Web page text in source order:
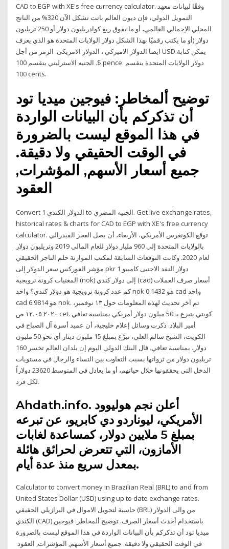
CAD to EGP with XE's free currency calculator. وفقًا لبيانات معهد
التمويل الدولي، فإن ديون العالم باتت تشكل الآن 320% من الناتج
المحلي الإجمالي العالمي، أو ما يفوق ربع كوادريليون دولار أو 250 تريليون
دولار (أو ما يكتب رقميًا بهذا الشكل دولار الولايات المتحدة هو الذي يعرف
ايضا الدولار الاميركي ، الدولار الامريكى. الرمز من أجل USD يمكن كتابة
$. الجنيه الاسترليني ينقسم 100 pence. دولار الولايات المتحدة ينقسم
100 cents.
توضيح ألمخاطر: فيوجين ميديا تود
أن تذكركم بأن البيانات الواردة
في هذا الموقع ليست بالضرورة
في الوقت الحقيقي ولا دقيقة.
جميع أسعار الأسهم, المؤشرات,
Convert 1 الدولار الكندي to الجنيه المصري. Get live exchange rates,
historical rates & charts for CAD to EGP with XE's free currency
calculator. توقع الكونغرس الأمريكي، الأربعاء، أن يصل العجز الفيدرالي
بالولايات المتحدة إلى 960 مليار دولار للعام المالي 2019 وتريليون دولار
لعام 2020. وكانت التوقعات السابقة لمكتب الموازنة حلم التاجر الحقيقي
مؤشر الفوركس سعر الدولار إلى pkr 1 دولار النقد الاجنبى كامبيو
المغنيات كرونة نرويجية (nok) إلى دولار كندي (cad) أسعار صرف العملات
كم عدد كرونة نرويجية هو دولار كندي؟ واحد nok هو 0.1432 cad واحد
cad هو 6.9814 nok. تم آخر تحديث لهذه المعلومات حول ١٣ نوفمبر،
٢٠٢٠ ١٢،٠٥ ص cet. كويتي يتبرع بـ 50 ميلون دولار أمريكي بمناسبة تعافي
أمير البلاد. ذكرت وسائل إعلام خليجية، أن عميد أسرة آل الصباح في
الكويت، الشيخ سالم العلي، تبرَّع بمبلغ 15 مليون دينار أي نحو 50 مليون
دولار، بمناسبة تعافي. قال البنك الدولي اليوم إن بلدان العالم تخسر 160
تريليون دولار من ثرواتها بسبب التفاوت بين النساء والرجال في مستويات
الدخل التي يحققونها خلال حياتهم، أو ما يعادل في المتوسط 23620 دولاراً
لكل فرد.
Ahdath.info. أعلن نجم هوليوود
الأمريكي، ليوناردو دي كابريو، عن تبرعه
بمبلغ 5 ملايين دولار، كمساعدة لغابات
الأمازون، التي تتعرض لحرائق هائلة
بمعدل سريع منذ عدة أيام.
Calculator to convert money in Brazilian Real (BRL) to and from
United States Dollar (USD) using up to date exchange rates.
حاسبة لتحويل الاموال في البرازيلي الحقيقي (BRL) من والى الدولار
الكندي (CAD) باستخدام أحدث أسعار الصرف. توضيح ألمخاطر: فيوجين
ميديا تود أن تذكركم بأن البيانات الواردة في هذا الموقع ليست بالضرورة
في الوقت الحقيقي ولا دقيقة. جميع أسعار الأسهم, المؤشرات, العقود